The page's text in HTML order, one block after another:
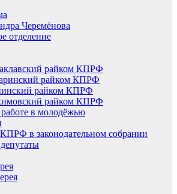
Черемёнова
отделение
райком КПРФ
райком КПРФ
райком КПРФ
райком КПРФ
в молодёжью
в законодательном собрании